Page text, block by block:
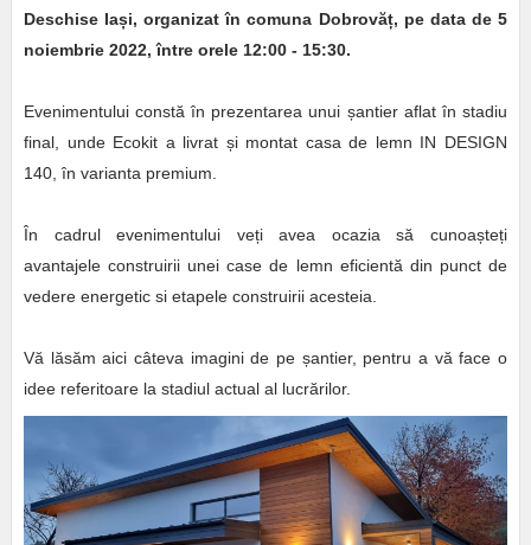
Deschise Iași, organizat în comuna Dobrovăț, pe data de 5
noiembrie 2022, între orele 12:00 - 15:30.
Evenimentului constă în prezentarea unui șantier aflat în stadiu
final, unde Ecokit a livrat și montat casa de lemn IN DESIGN
140, în varianta premium.
În cadrul evenimentului veți avea ocazia să cunoașteți
avantajele construirii unei case de lemn eficientă din punct de
vedere energetic si etapele construirii acesteia.
Vă lăsăm aici câteva imagini de pe șantier, pentru a vă face o
idee referitoare la stadiul actual al lucrărilor.